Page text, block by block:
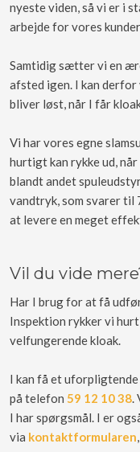
nyeste viden, så vi er i
arbejde for vores
Samtidig sætter vi en
afsted igen. I kan
bliver løst, når I får
Vi har vores egne
hurtigt kan rykke ud,
blandt andet
vandtryk, som svarer
at levere en meget
Vil du vide
Har I brug for at få
Inspektion rykker vi
velfungerende kloak.
I kan få et
på telefon 59 12 10 38.
I har spørgsmål.​ I er
via kontaktformularen